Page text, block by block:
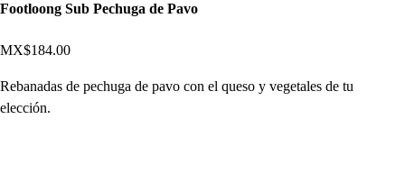
Footloong Sub Pechuga de Pavo
MX$184.00
Rebanadas de pechuga de pavo con el queso y vegetales de tu
elección.